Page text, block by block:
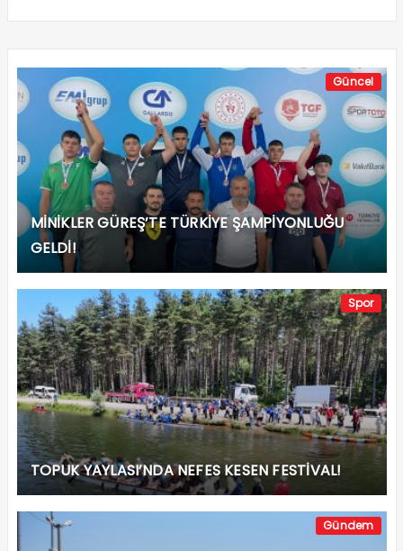
Güncel
MİNİKLER GÜREŞ’TE TÜRKİYE ŞAMPİYONLUĞU
GELDİ!
Spor
TOPUK YAYLASI’NDA NEFES KESEN FESTİVAL!
Gündem